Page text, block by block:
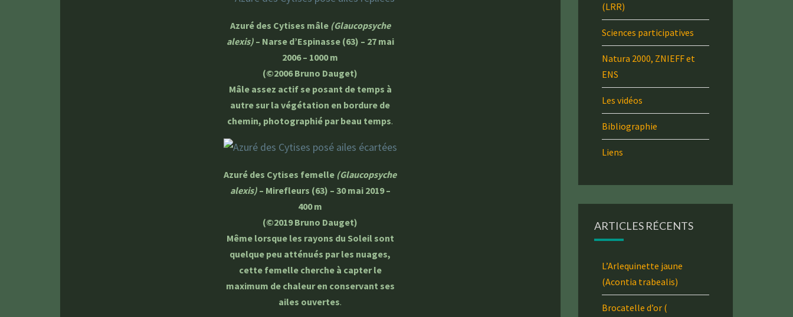
Azuré des Cytises mâle (Glaucopsyche
alexis) – Narse d’Espinasse (63) – 27 mai
2006 – 1000 m
(©2006 Bruno Dauget)
Mâle assez actif se posant de temps à
autre sur la végétation en bordure de
chemin, photographié par beau temps.
Azuré des Cytises femelle (Glaucopsyche
alexis) – Mirefleurs (63) – 30 mai 2019 –
400 m
(©2019 Bruno Dauget)
Même lorsque les rayons du Soleil sont
quelque peu atténués par les nuages,
cette femelle cherche à capter le
maximum de chaleur en conservant ses
ailes ouvertes.
(LRR)
Sciences participatives
Natura 2000, ZNIEFF et
ENS
Les vidéos
Bibliographie
Liens
ARTICLES RÉCENTS
L’Arlequinette jaune
(Acontia trabealis)
Brocatelle d’or (